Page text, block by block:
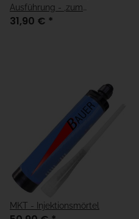
Ausführung - ,zum
Einbetonieren
31,90 € *
MKT - Injektionsmörtel